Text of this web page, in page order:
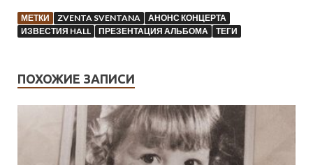
МЕТКИ ZVENTA SVENTANA
АНОНС КОНЦЕРТА
ИЗВЕСТИЯ HALL
ПРЕЗЕНТАЦИЯ АЛЬБОМА ТЕГИ
ПОХОЖИЕ ЗАПИСИ